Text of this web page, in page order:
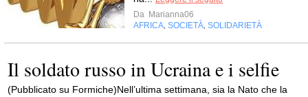
Da Marianna06
AFRICA SOCIETÀ SOLIDARIETÀ
Il soldato russo in Ucraina e i selfie
(Pubblicato su Formiche)Nell’ultima settimana, sia la Nato che la